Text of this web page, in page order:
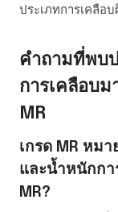
ประเภทการเคลือบ
คำถามที่พบ
การเคลือบ
MR
เกรด MR หม
และน้ำหนักกา
MR?